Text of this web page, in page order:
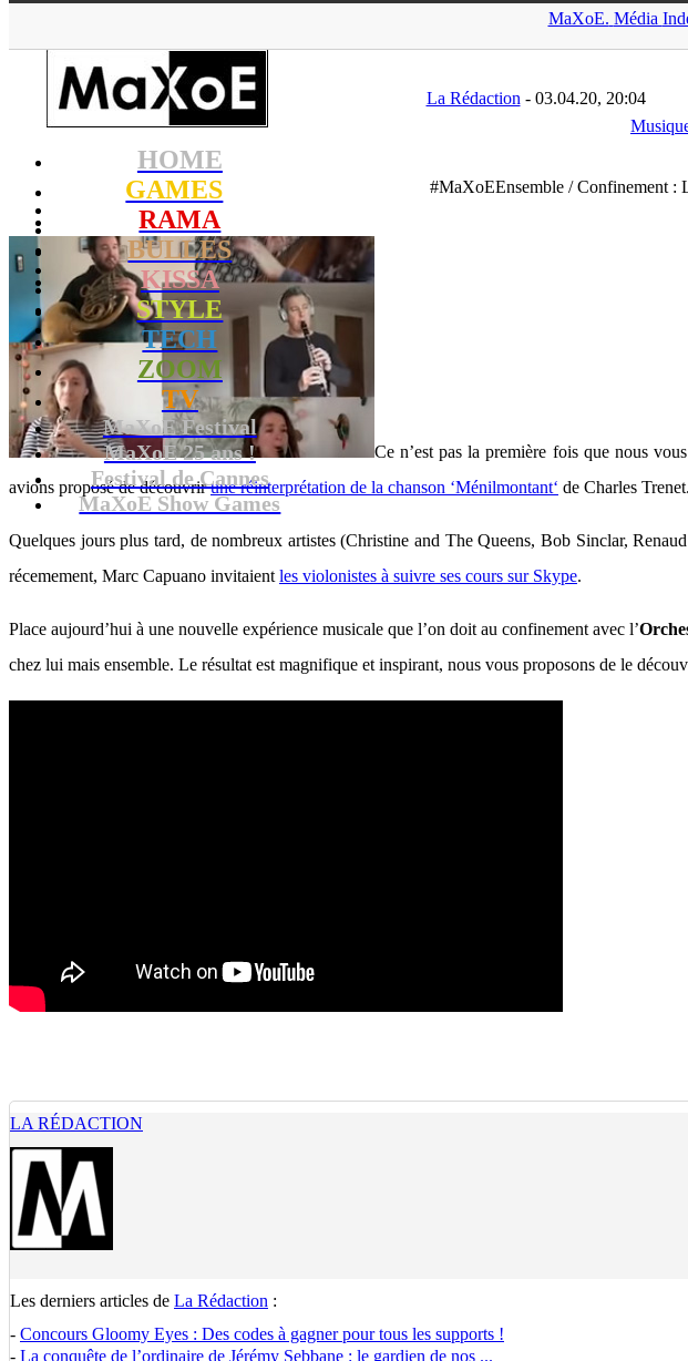
MaXoE. Média
HOME
GAMES
RAMA
BULLES
KISSA
STYLE
TECH
ZOOM
TV
MaXoE Festival
MaXoE 25 ans !
Festival de Cannes
MaXoE Show Games
La Rédaction - 03.04.20, 20:04
#MaXoEEnsemble / Confinement :
Ce n’est pas la première fois que nous
avions proposé de découvrirune réinterprétation de la chanson ‘Ménilmontant‘ de Charles Trenet.
Quelques jours plus tard, de nombreux artistes (Christine and The Queens, Bob Sinclar,
récemement, Marc Capuano invitaient les violonistes à suivre ses cours sur Skype.
Place aujourd’hui à une nouvelle expérience musicale que l’on doit au confinement avec l’
chez lui mais ensemble. Le résultat est magnifique et inspirant, nous vous proposons de le
LA RÉDACTION
Les derniers articles de La Rédaction :
- Concours Gloomy Eyes : Des codes à gagner pour tous les supports !
- La conquête de l’ordinaire de Jérémy Sebbane : le gardien de nos ...